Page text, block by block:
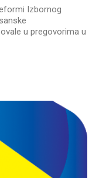
Izbornog
u pregovorima u